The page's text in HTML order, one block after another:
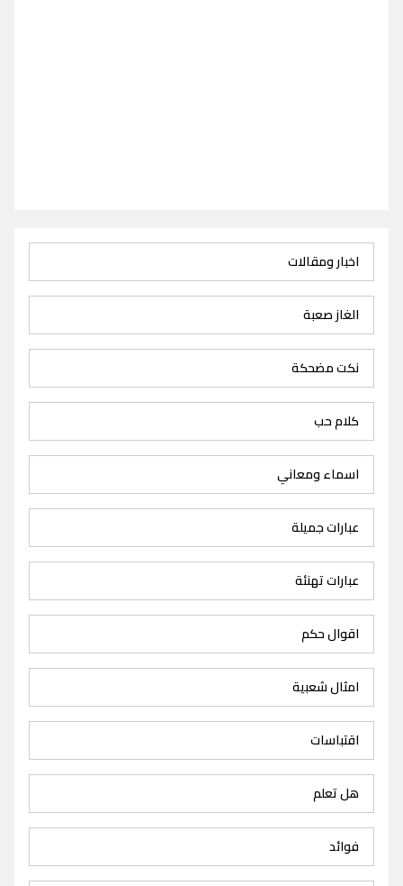
اخبار ومقالات
الغاز صعبة
نكت مضحكة
كلام حب
اسماء ومعاني
عبارات جميلة
عبارات تهنئة
اقوال حكم
امثال شعبية
اقتباسات
هل تعلم
فوائد